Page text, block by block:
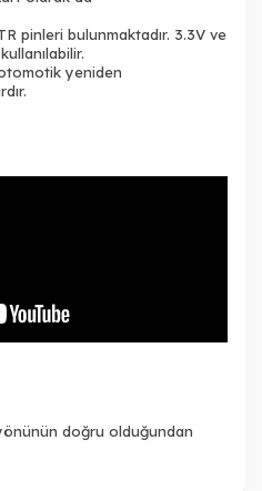
pinleri bulunmaktadır. 3.3V ve
yeniden
doğru olduğundan